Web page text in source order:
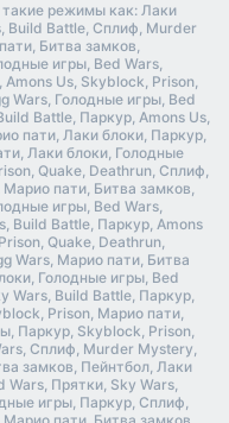
режимы как: Лаки
Build Battle, Сплиф, Murder
Битва замков,
игры, Bed Wars,
Us, Skyblock, Prison,
Wars, Голодные игры, Bed
Battle, Паркур, Amons Us,
пати, Лаки блоки, Паркур,
Лаки блоки, Голодные
Quake, Deathrun, Сплиф,
пати, Битва замков,
игры, Bed Wars,
Build Battle, Паркур, Amons
Quake, Deathrun,
Wars, Марио пати, Битва
Голодные игры, Bed
Wars, Build Battle, Паркур,
Prison, Марио пати,
Паркур, Skyblock, Prison,
Сплиф, Murder Mystery,
замков, Пейнтбол, Лаки
Wars, Прятки, Sky Wars,
игры, Паркур, Сплиф,